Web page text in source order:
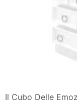
Il Cubo Delle